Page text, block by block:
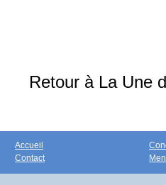
Retour à La Une
Accueil
Contact